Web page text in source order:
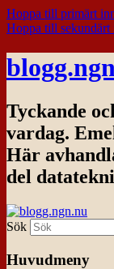
Hoppa till primärt
Hoppa till sekundärt
Tyckande
vardag.
Här
del
Sök
Huvudmeny